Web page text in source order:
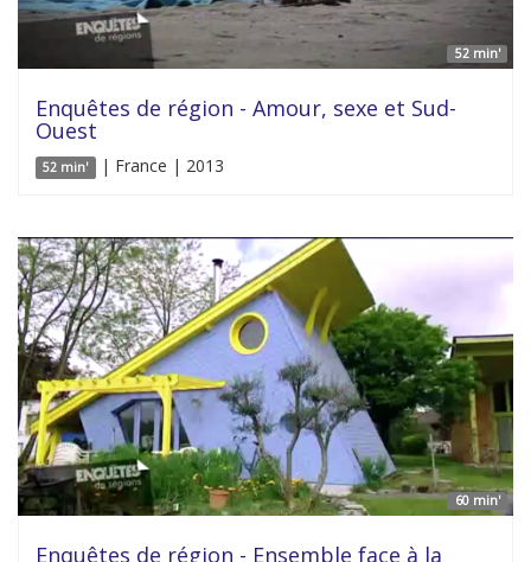
52 min'
Enquêtes de région - Amour, sexe et Sud-
Ouest
52 min' | France | 2013
60 min'
Enquêtes de région - Ensemble face à la